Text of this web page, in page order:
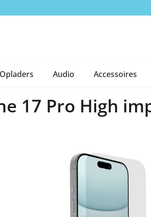
Opladers Audio Accessoires
17 Pro High